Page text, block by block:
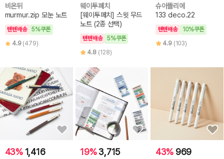
비온뒤
murmur.zip 모눈 노트
텐텐배송
5%쿠폰
4.9 (479)
웨이투페치
[웨이투페치] 스윗 무드
노트 (2종 선택)
텐텐배송
5%쿠폰
4.8 (128)
슈아뜰리에
133 deco.22
텐텐배송
10%쿠폰
4.9 (103)
43% 1,416 19% 3,715 43% 969